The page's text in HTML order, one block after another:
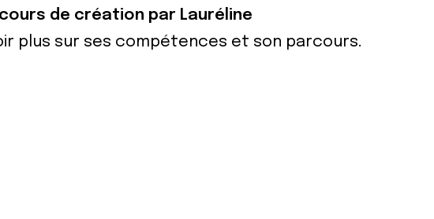
de création par Lauréline
plus sur ses compétences et son parcours.